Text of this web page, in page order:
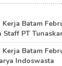
Batam
Staff PT
Batam
Indoswasta